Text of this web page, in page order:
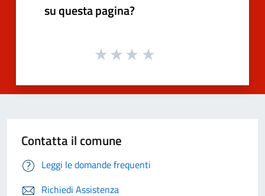
su questa pagina?
Contatta il comune
Leggi le domande frequenti
Richiedi Assistenza